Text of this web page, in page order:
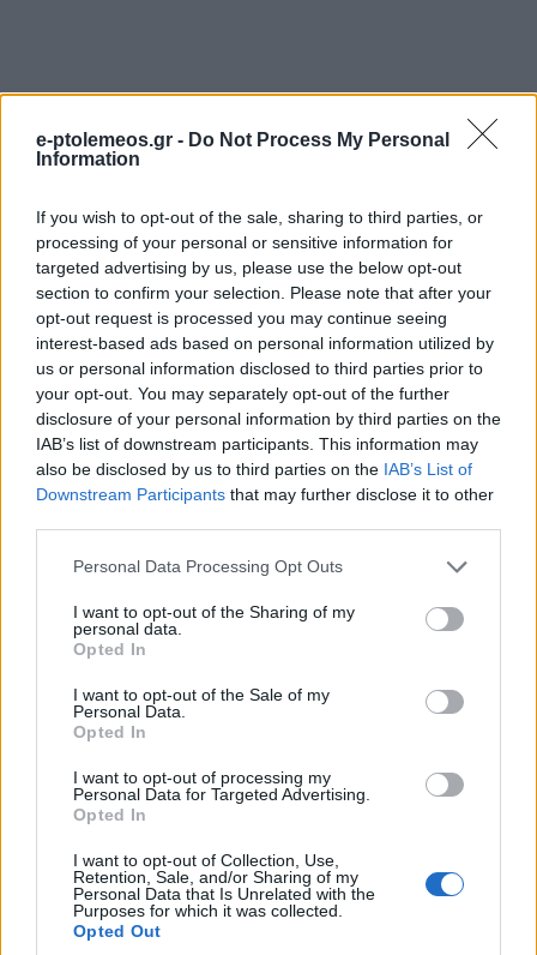
e-ptolemeos.gr - Do Not Process My Personal
Information
If you wish to opt-out of the sale, sharing to third parties, or
processing of your personal or sensitive information for
targeted advertising by us, please use the below opt-out
section to confirm your selection. Please note that after your
opt-out request is processed you may continue seeing
interest-based ads based on personal information utilized by
us or personal information disclosed to third parties prior to
your opt-out. You may separately opt-out of the further
disclosure of your personal information by third parties on the
IAB’s list of downstream participants. This information may
also be disclosed by us to third parties on the IAB’s List of
Downstream Participants that may further disclose it to other
Please note that this website/app uses one or more Google
not limited to your visit or usage behaviour. You may click to
grant or deny consent to Google and its third-party tags to
use your data for below specified purposes in below Google
consent section.
Personal Data Processing Opt Outs
I want to opt-out of the Sharing of my
personal data.
Opted In
I want to opt-out of the Sale of my
Personal Data.
Opted In
I want to opt-out of processing my
Personal Data for Targeted Advertising.
Opted In
I want to opt-out of Collection, Use,
Retention, Sale, and/or Sharing of my
Personal Data that Is Unrelated with the
Purposes for which it was collected.
Opted Out
ΜΟΥΣΙΚΈΣ ΕΠΙΛΟΓΈΣ
Οι μουσικές επιλογές
του e-ptolemeos.gr:
Scene (1960)
9 Αυγούστου 2026, 9:00 μμ
ΚΟΙΝΩΝΊΑ
Εντυπωσιακές
εναέριες
Άγιο Νικάνορα
Γρεβενά
9 Αυγούστου 2026, 8:01 μμ
ΚΟΙΝΩΝΊΑ ΕΚΠΑΊΔΕΥΣΗ